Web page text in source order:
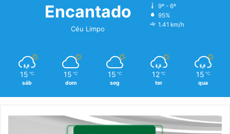
Encantado
Céu Limpo
9º - 6º
95%
1.41 km/h
15 ℃
sáb
15 ℃
dom
15 ℃
seg
12 ℃
ter
15 ℃
qua